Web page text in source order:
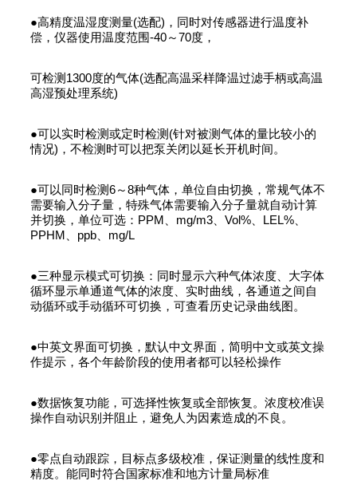
●高精度温湿度测量(选配)，同时对传感器进行温度补
偿，仪器使用温度范围-40～70度，
可检测1300度的气体(选配高温采样降温过滤手柄或高温
高湿预处理系统)
●可以实时检测或定时检测(针对被测气体的量比较小的
情况)，不检测时可以把泵关闭以延长开机时间。
●可以同时检测6～8种气体，单位自由切换，常规气体不
需要输入分子量，特殊气体需要输入分子量就自动计算
并切换，单位可选：PPM、mg/m3、Vol%、LEL%、
PPHM、ppb、mg/L
●三种显示模式可切换：同时显示六种气体浓度、大字体
循环显示单通道气体的浓度、实时曲线，各通道之间自
动循环或手动循环可切换，可查看历史记录曲线图。
●中英文界面可切换，默认中文界面，简明中文或英文操
作提示，各个年龄阶段的使用者都可以轻松操作
●数据恢复功能，可选择性恢复或全部恢复。浓度校准误
操作自动识别并阻止，避免人为因素造成的不良。
●零点自动跟踪，目标点多级校准，保证测量的线性度和
精度。能同时符合国家标准和地方计量局标准